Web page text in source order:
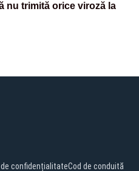
nu trimită orice viroză la
confidențialitateCod de conduită